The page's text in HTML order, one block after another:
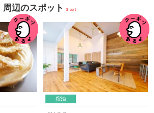
周辺のスポット Spot
宿泊